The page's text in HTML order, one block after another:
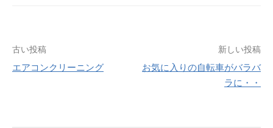
投
稿
古い投稿
エアコンクリーニング
新しい投稿
お気に入りの自転車がバラバ
ラに・・